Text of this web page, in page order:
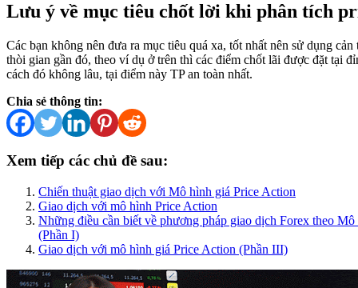
Lưu ý về mục tiêu chốt lời khi phân tích
Các bạn không nên đưa ra mục tiêu quá xa, tốt nhất nên sử dụng
thòi gian gần đó, theo ví dụ ở trên thì các điểm chốt lãi được đặt tại
cách đó không lâu, tại điểm này TP an toàn nhất.
Chia sẻ thông tin:
Xem tiếp các chủ đề sau:
Chiến thuật giao dịch với Mô hình giá Price Action
Giao dịch với mô hình Price Action
Những điều cần biết về phương pháp giao dịch Forex theo
(Phần I)
Giao dịch với mô hình giá Price Action (Phần III)